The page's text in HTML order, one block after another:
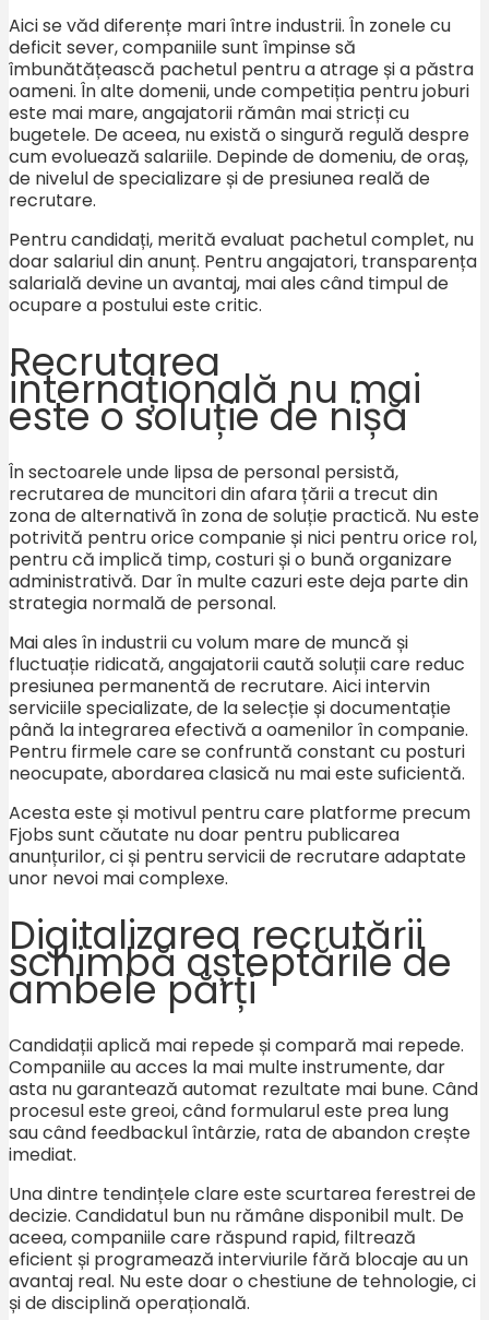
Aici se văd diferențe mari între industrii. În zonele cu
deficit sever, companiile sunt împinse să
îmbunătățească pachetul pentru a atrage și a păstra
oameni. În alte domenii, unde competiția pentru joburi
este mai mare, angajatorii rămân mai stricți cu
bugetele. De aceea, nu există o singură regulă despre
cum evoluează salariile. Depinde de domeniu, de oraș,
de nivelul de specializare și de presiunea reală de
recrutare.
Pentru candidați, merită evaluat pachetul complet, nu
doar salariul din anunț. Pentru angajatori, transparența
salarială devine un avantaj, mai ales când timpul de
ocupare a postului este critic.
Recrutarea
internațională nu mai
este o soluție de nișă
În sectoarele unde lipsa de personal persistă,
recrutarea de muncitori din afara țării a trecut din
zona de alternativă în zona de soluție practică. Nu este
potrivită pentru orice companie și nici pentru orice rol,
pentru că implică timp, costuri și o bună organizare
administrativă. Dar în multe cazuri este deja parte din
strategia normală de personal.
Mai ales în industrii cu volum mare de muncă și
fluctuație ridicată, angajatorii caută soluții care reduc
presiunea permanentă de recrutare. Aici intervin
serviciile specializate, de la selecție și documentație
până la integrarea efectivă a oamenilor în companie.
Pentru firmele care se confruntă constant cu posturi
neocupate, abordarea clasică nu mai este suficientă.
Acesta este și motivul pentru care platforme precum
Fjobs sunt căutate nu doar pentru publicarea
anunțurilor, ci și pentru servicii de recrutare adaptate
unor nevoi mai complexe.
Digitalizarea recrutării
schimbă așteptările de
ambele părți
Candidații aplică mai repede și compară mai repede.
Companiile au acces la mai multe instrumente, dar
asta nu garantează automat rezultate mai bune. Când
procesul este greoi, când formularul este prea lung
sau când feedbackul întârzie, rata de abandon crește
imediat.
Una dintre tendințele clare este scurtarea ferestrei de
decizie. Candidatul bun nu rămâne disponibil mult. De
aceea, companiile care răspund rapid, filtrează
eficient și programează interviurile fără blocaje au un
avantaj real. Nu este doar o chestiune de tehnologie, ci
și de disciplină operațională.